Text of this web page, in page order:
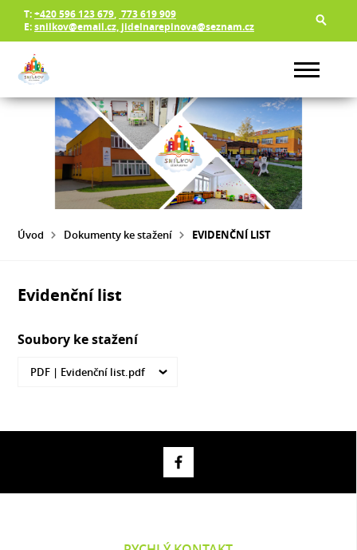
T:+420 596 123 679, 773 619 909
E:snilkov@email.cz, jidelnarepinova@seznam.cz
Úvod Dokumenty ke stažení EVIDENČNÍ LIST
Evidenční list
Soubory ke stažení
PDF | Evidenční list.pdf